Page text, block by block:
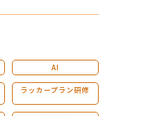
AI
ラッカープラン研修